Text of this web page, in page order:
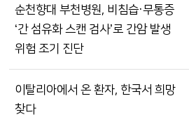
순천향대 부천병원, 비침습·무통증
‘간 섬유화 스캔 검사’로 간암 발생
위험 조기 진단
이탈리아에서 온 환자, 한국서 희망
찾다